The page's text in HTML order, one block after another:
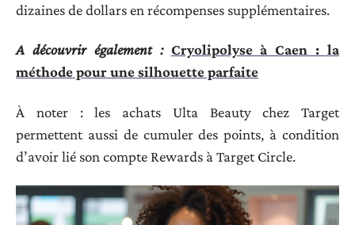
dizaines de dollars en récompenses supplémentaires.
A découvrir également : Cryolipolyse à Caen : la
méthode pour une silhouette parfaite
À noter : les achats Ulta Beauty chez Target
permettent aussi de cumuler des points, à condition
d’avoir lié son compte Rewards à Target Circle.